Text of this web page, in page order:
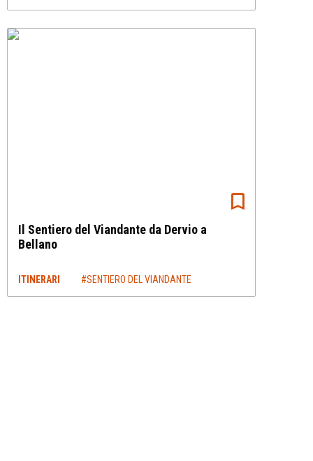
Il Sentiero del Viandante da Dervio a
Bellano
ITINERARI #SENTIERO DEL VIANDANTE